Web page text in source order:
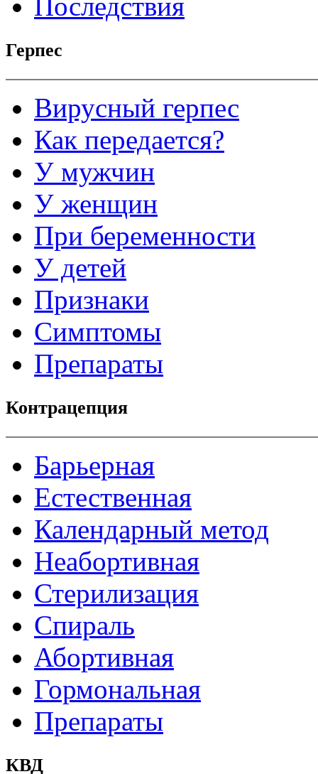
Герпес
Вирусный герпес
Как передается?
У мужчин
У женщин
При беременности
У детей
Признаки
Симптомы
Препараты
Контрацепция
Барьерная
Естественная
Календарный метод
Неабортивная
Стерилизация
Спираль
Абортивная
Гормональная
Препараты
КВД